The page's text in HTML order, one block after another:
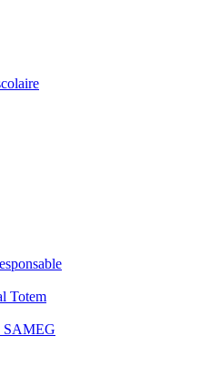
Totem
SAMEG